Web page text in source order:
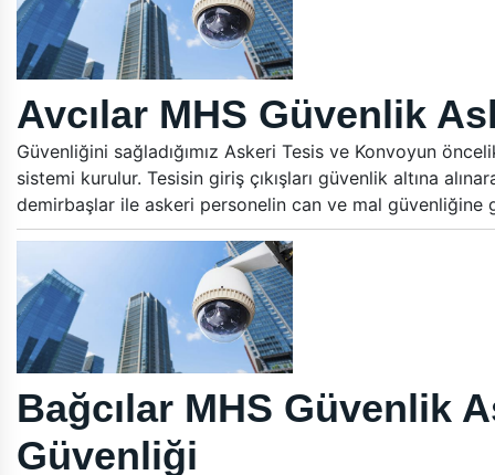
Avcılar MHS Güvenlik
Güvenliğini sağladığımız Askeri Tesis ve Konvoyun
sistemi kurulur. Tesisin giriş çıkışları güvenlik altına
demirbaşlar ile askeri personelin can ve mal
Bağcılar MHS Güvenlik
Güvenliği